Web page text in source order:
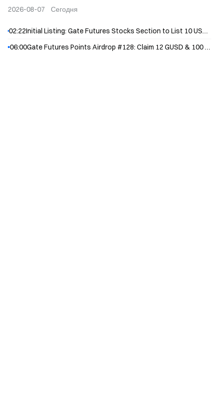
Майнинг стартапа
2026-08-07 Сегодня
02:22
Initial Listing: Gate Futures Stocks Section to List 10 USDT-M Perpetual Contracts, Including CJS an...
06:00
Gate Futures Points Airdrop #128: Claim 12 GUSD & 100 USDT